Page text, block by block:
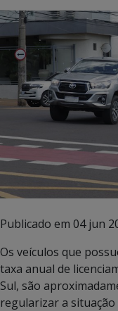
Publicado em 04 jun
Os veículos que
taxa anual de
Sul, são
regularizar a situação